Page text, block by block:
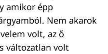
amikor épp
Nem akarok
volt, az ő
változatlan volt